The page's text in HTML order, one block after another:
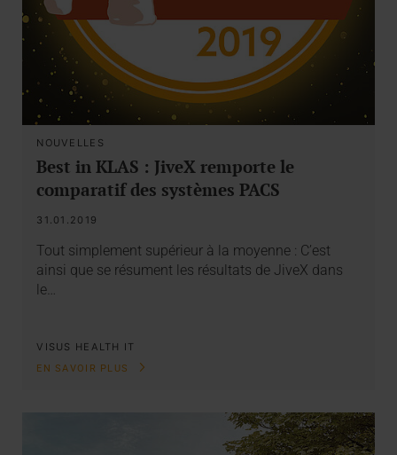
NOUVELLES
Best in KLAS : JiveX remporte le
comparatif des systèmes PACS
31.01.2019
Tout simplement supérieur à la moyenne : C’est
ainsi que se résument les résultats de JiveX dans
le…
VISUS HEALTH IT
EN SAVOIR PLUS